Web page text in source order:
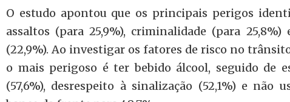
O estudo apontou que os principais perigos
assaltos (para 25,9%), criminalidade (para
(22,9%). Ao investigar os fatores de risco no
o mais perigoso é ter bebido álcool, seguido de
(57,6%), desrespeito à sinalização (52,1%) e não